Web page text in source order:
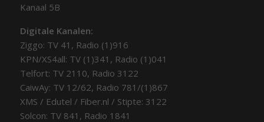
Kanaal 5B
Digitale Kanalen:
Ziggo: TV 41, Radio (1)916
KPN/XS4all: TV (1)341, Radio (1)041
Telfort: TV 2110, Radio 3122
CaiwAy: TV 12/62, Radio 781/(1)867
XMS / Edutel / Fiber.nl / Stipte: 3122
Solcon: TV 841, Radio 1841